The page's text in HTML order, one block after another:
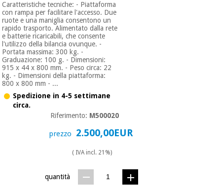
Caratteristiche tecniche: - Piattaforma
con rampa per facilitare l'accesso. Due
ruote e una maniglia consentono un
rapido trasporto. Alimentato dalla rete
e batterie ricaricabili, che consente
l'utilizzo della bilancia ovunque. -
Portata massima: 300 kg. -
Graduazione: 100 g. - Dimensioni:
915 x 44 x 800 mm. - Peso circa: 22
kg. - Dimensioni della piattaforma:
800 x 800 mm - ...
Spedizione in 4-5 settimane
circa.
Riferimento: M500020
prezzo 2.500,00EUR
( IVA incl. 21%)
quantità